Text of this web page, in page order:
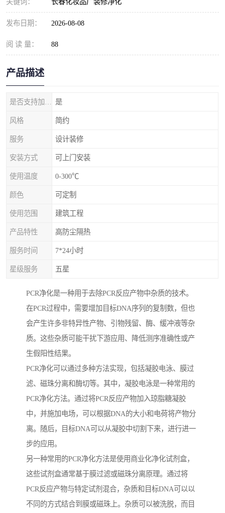
发布日期： 2026-08-08
阅 读 量： 88
产品描述
是
风格 简约
服务 设计装修
安装方式 可上门安装
使用温度 0-300℃
颜色 可定制
使用范围 建筑工程
产品特性 高防尘隔热
服务时间 7*24小时
星级服务 五星
PCR净化是一种用于去除PCR反应产物中杂质的技术。
在PCR过程中，需要增加目标DNA序列的复制数，但也
会产生许多非特异性产物、引物残留、酶、缓冲液等杂
质。这些杂质可能干扰下游应用、降低测序准确性或产
生假阳性结果。
PCR净化可以通过多种方法实现，包括凝胶电泳、膜过
滤、磁珠分离和酶切等。其中，凝胶电泳是一种常用的
PCR净化方法。通过将PCR反应产物加入琼脂糖凝胶
中，并施加电场，可以根据DNA的大小和电荷将产物分
离。随后，目标DNA可以从凝胶中切割下来，进行进一
步的应用。
另一种常用的PCR净化方法是使用商业化净化试剂盒，
这些试剂盒通常基于膜过滤或磁珠分离原理。通过将
PCR反应产物与特定试剂混合，杂质和目标DNA可以以
不同的方式结合到膜或磁珠上。杂质可以被洗脱，而目